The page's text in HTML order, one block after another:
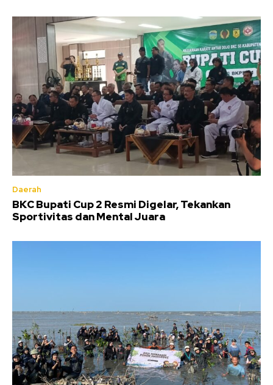
Daerah
BKC Bupati Cup 2 Resmi Digelar, Tekankan
Sportivitas dan Mental Juara